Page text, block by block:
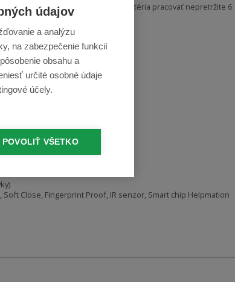
pri otvorení 30-krát denne môže batéria pracovať nepretržite 6
Soft Close, Fingerprint Proof, IR senzor, Smart chip Helpmation
údajov
a analýzu
na zabezpečenie funkcií
obsahu a
určité osobné údaje
účely.
POVOLIŤ VŠETKO